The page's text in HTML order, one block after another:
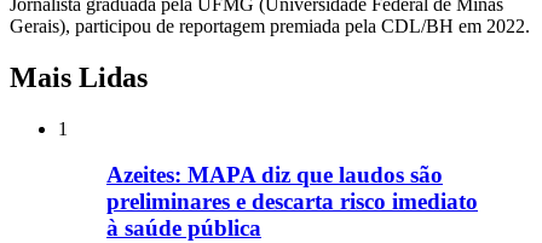
Gerais), participou de reportagem premiada pela CDL/BH em 2022.
Mais Lidas
1
Azeites: MAPA diz que laudos são
preliminares e descarta risco imediato
à saúde pública